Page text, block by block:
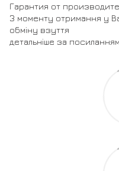
Гарантия от
З моменту отримання у
обміну взуття
детальніше за